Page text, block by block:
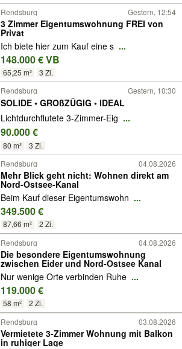
Rendsburg Gestern, 12:54
3 Zimmer Eigentumswohnung FREI von
Privat
Ich biete hier zum Kauf eine s ...
148.000 € VB
65,25 m² 3 Zi.
Rendsburg Gestern, 10:30
SOLIDE • GROßZÜGIG • IDEAL
Lichtdurchflutete 3-Zimmer-Eig ...
90.000 €
80 m² 3 Zi.
Rendsburg 04.08.2026
Mehr Blick geht nicht: Wohnen direkt am
Nord-Ostsee-Kanal
Beim Kauf dieser Eigentumswohn ...
349.500 €
87,66 m² 2 Zi.
Rendsburg 04.08.2026
Die besondere Eigentumswohnung
zwischen Eider und Nord-Ostsee Kanal
Nur wenige Orte verbinden Ruhe ...
119.000 €
58 m² 2 Zi.
Rendsburg 03.08.2026
Vermietete 3-Zimmer Wohnung mit Balkon
in ruhiger Lage